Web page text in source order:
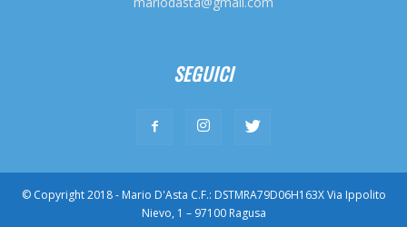
SEGUICI
© Copyright 2018 - Mario D'Asta C.F.: DSTMRA79D06H163X Via Ippolito
Nievo, 1 – 97100 Ragusa